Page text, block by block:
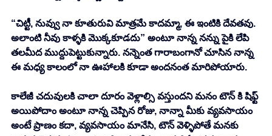
“చిట్టీ, నువ్వు నా కూతురువి మాత్రమే కాదమ్మా, ఈ ఇంటికి దేవతవు.
అలాంటి నీవు కాళ్ళకి మొక్కకూడదు” అంటూ నాన్న నన్ను పైకి లేపి
తలమీద ముద్దుపెట్టుకున్నారు. నన్నెంత గారాబంగానో చూసిన నాన్న
ఈ మధ్య కాలంలో నా ఊహాలకి కూడా అందనంత మారిపోయారు.
కాలేజీ చదువులకి చాలా దూరం వెళ్లాల్సి వస్తుందని మనం టౌన్ కి షిఫ్ట్
అయిపోదాం అంటూ నాన్న చెప్పిన రోజు, నాన్నా మీకు వ్యవసాయం
అంటే ప్రాణం కదా, వ్యవసాయం మానేసి, టౌన్ వెళ్ళిపోతే మనకు